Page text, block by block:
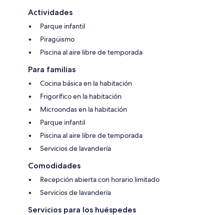
Actividades
Parque infantil
Piragüismo
Piscina al aire libre de temporada
Para familias
Cocina básica en la habitación
Frigorífico en la habitación
Microondas en la habitación
Parque infantil
Piscina al aire libre de temporada
Servicios de lavandería
Comodidades
Recepción abierta con horario limitado
Servicios de lavandería
Servicios para los huéspedes